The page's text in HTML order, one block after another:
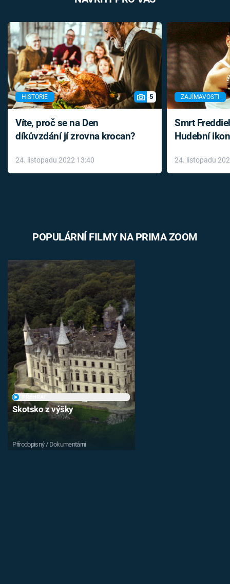
HISTORIE 5
Víte, proč se na Den
díkůvzdání jí zrovna krocan?
24. listopadu 2022 13:40
ZAJÍMAVOSTI
Smrt
Hudební
léky
24. listopadu
POPULÁRNÍ FILMY NA PRIMA ZOOM
Skotsko z výšky
Přírodopisný / Dokumentární